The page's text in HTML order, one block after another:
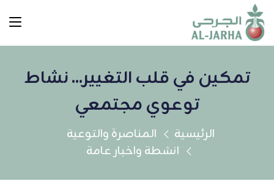
تمكين في قلب التغيير... نشاط
توعوي مجتمعي
الرئيسية
المناصرة والتوعية
انشطة واخبار عامة